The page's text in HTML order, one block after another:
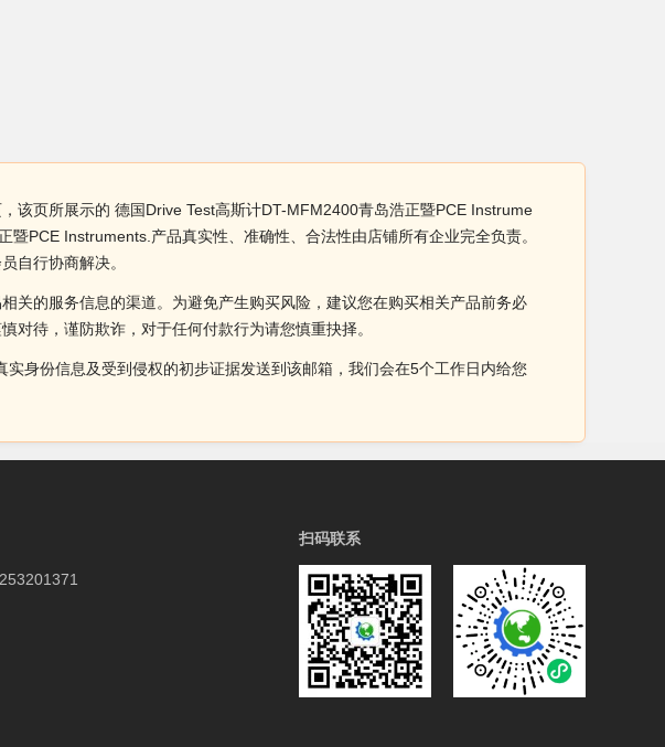
该页所展示的 德国Drive Test高斯计DT-MFM2400青岛浩正暨PCE Instrume
PCE Instruments.产品真实性、准确性、合法性由店铺所有企业完全负责。
自行协商解决。
关的服务信息的渠道。为避免产生购买风险，建议您在购买相关产品前务必
对待，谨防欺诈，对于任何付款行为请您慎重抉择。
身份信息及受到侵权的初步证据发送到该邮箱，我们会在5个工作日内给您
扫码联系